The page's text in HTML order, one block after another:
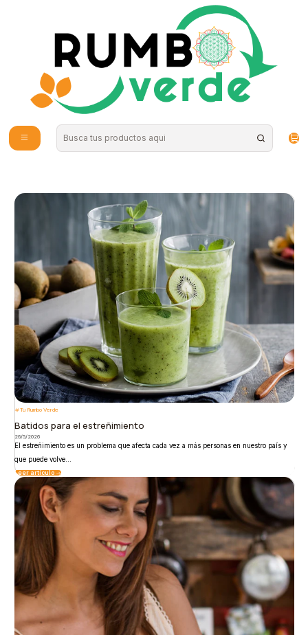
Envío gratis por compras sobre los 59.990 en la provincia de Santiago
Carlos logró vencer un agresivo cáncer sumando medicina integrativa y
un profundo cambio de hábitos
Carlos logró vencer un
agresivo cáncer sumando
medicina integrativa y un
profundo cambio de hábitos
Tu Rumbo Verde
Batidos para el estreñimiento
26/5/2026
El estreñimiento es un problema que afecta cada vez a más personas en nuestro país y
que puede volve...
Leer artículo